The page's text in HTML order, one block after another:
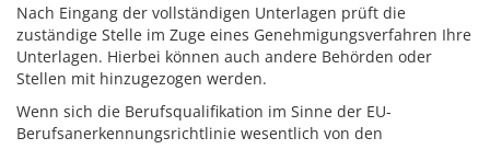
Nach Eingang der vollständigen Unterlagen prüft die
zuständige Stelle im Zuge eines Genehmigungsverfahren Ihre
Unterlagen. Hierbei können auch andere Behörden oder
Stellen mit hinzugezogen werden.
Wenn sich die Berufsqualifikation im Sinne der EU-
Berufsanerkennungsrichtlinie wesentlich von den